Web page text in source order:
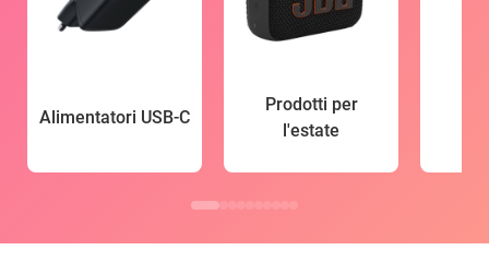
Alimentatori USB-C
Prodotti per
l'estate